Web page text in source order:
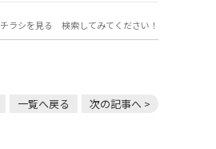
チラシを見る 検索してみてください！
一覧へ戻る 次の記事へ >